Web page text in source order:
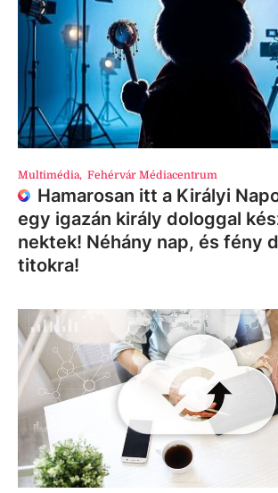
Multimédia, Fehérvár Médiacentrum
Hamarosan itt a Királyi
egy igazán király dologgal
nektek! Néhány nap, és fény
titokra!